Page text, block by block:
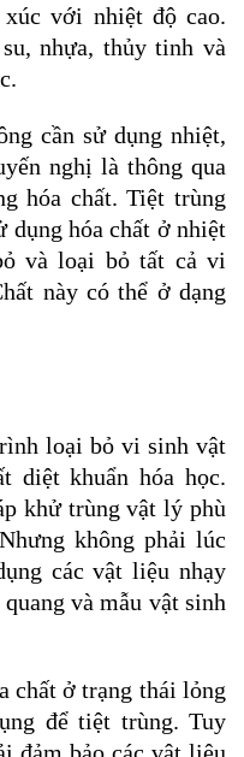
xúc với nhiệt độ cao.
nhựa, thủy tinh và
cần sử dụng nhiệt,
nghị là thông qua
hóa chất. Tiệt trùng
dụng hóa chất ở nhiệt
và loại bỏ tất cả vi
này có thể ở dạng
loại bỏ vi sinh vật
diệt khuẩn hóa học.
khử trùng vật lý phù
không phải lúc
các vật liệu nhạy
và mẫu vật sinh
chất ở trạng thái lỏng
để tiệt trùng. Tuy